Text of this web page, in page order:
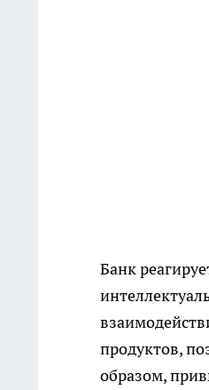
Банк
продуктов,
образом,